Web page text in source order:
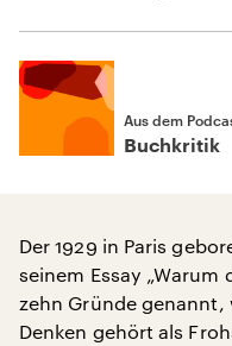
Aus dem
Buchkritik
Der 1929 in Paris
seinem Essay
zehn Gründe genannt,
Denken gehört als